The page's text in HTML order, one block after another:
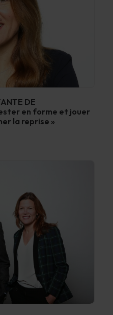
DE
en forme et jouer
la reprise »